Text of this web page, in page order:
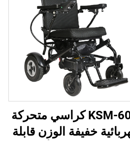
KSM-602 كراسي متحركة
خفيفة الوزن قابلة